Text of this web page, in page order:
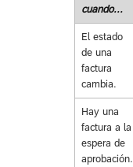
cuando...
El estado
de una
factura
cambia.
Hay una
factura a la
espera de
aprobación.